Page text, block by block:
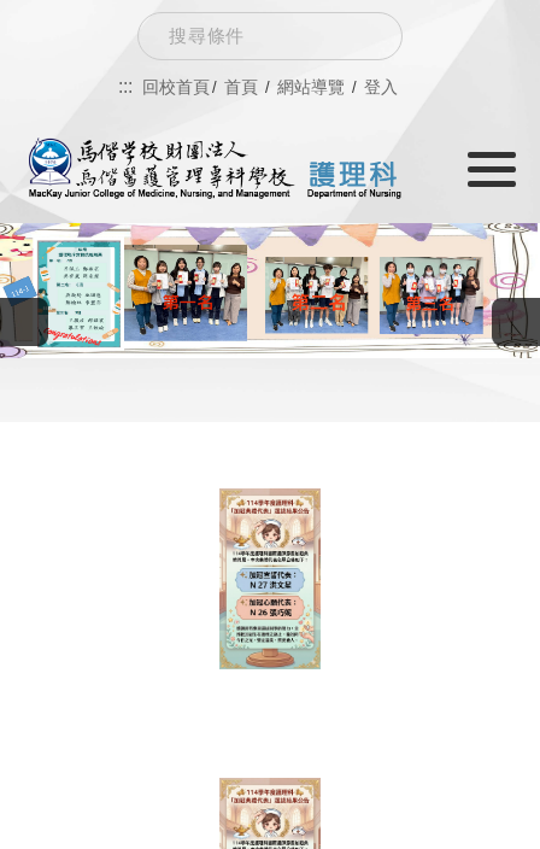
要
內
容
::: 回校首頁 首頁 網站導覽 登入
Search
Toggle